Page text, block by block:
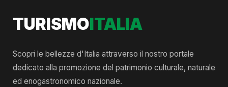
TURISMOITALIA
Scopri le bellezze d'Italia attraverso il nostro portale
dedicato alla promozione del patrimonio culturale, naturale
ed enogastronomico nazionale.